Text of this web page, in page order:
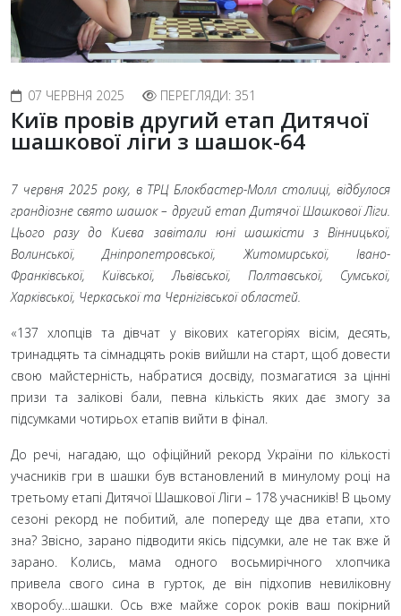
07 ЧЕРВНЯ 2025 ПЕРЕГЛЯДИ: 351
Київ провів другий етап Дитячої
шашкової ліги з шашок-64
7 червня 2025 року, в ТРЦ Блокбастер-Молл столиці, відбулося
грандіозне свято шашок – другий етап Дитячої Шашкової Ліги.
Цього разу до Києва завітали юні шашкісти з Вінницької,
Волинської, Дніпропетровської, Житомирської, Івано-
Франківської, Київської, Львівської, Полтавської, Сумської,
Харківської, Черкаської та Чернігівської областей.
«137 хлопців та дівчат у вікових категоріях вісім, десять,
тринадцять та сімнадцять років вийшли на старт, щоб довести
свою майстерність, набратися досвіду, позмагатися за цінні
призи та залікові бали, певна кількість яких дає змогу за
підсумками чотирьох етапів вийти в фінал.
До речі, нагадаю, що офіційний рекорд України по кількості
учасників гри в шашки був встановлений в минулому році на
третьому етапі Дитячої Шашкової Ліги – 178 учасників! В цьому
сезоні рекорд не побитий, але попереду ще два етапи, хто
зна? Звісно, зарано підводити якісь підсумки, але не так вже й
зарано. Колись, мама одного восьмирічного хлопчика
привела свого сина в гурток, де він підхопив невиліковну
хворобу…шашки. Ось вже майже сорок років ваш покірний